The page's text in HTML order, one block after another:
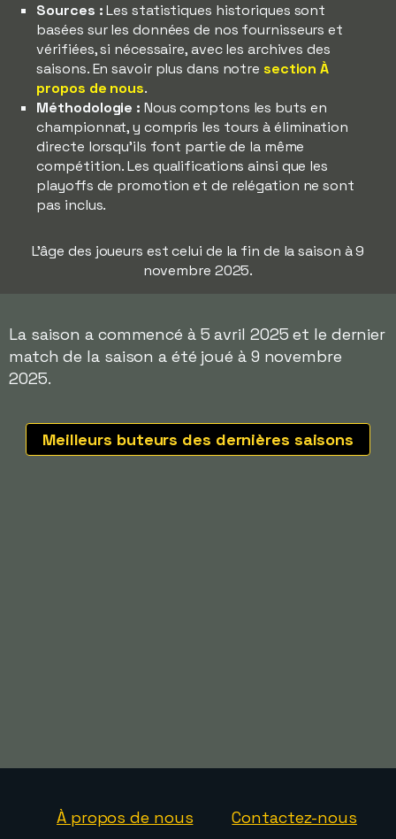
Sources :Les statistiques historiques sont
basées sur les données de nos fournisseurs et
vérifiées, si nécessaire, avec les archives des
saisons. En savoir plus dans notre section À
propos de nous.
Méthodologie : Nous comptons les buts en
championnat, y compris les tours à élimination
directe lorsqu'ils font partie de la même
compétition. Les qualifications ainsi que les
playoffs de promotion et de relégation ne sont
pas inclus.
L'âge des joueurs est celui de la fin de la saison à 9
novembre 2025.
La saison a commencé à 5 avril 2025 et le dernier
match de la saison a été joué à 9 novembre
2025.
Meilleurs buteurs des dernières saisons
À propos de nous Contactez-nous